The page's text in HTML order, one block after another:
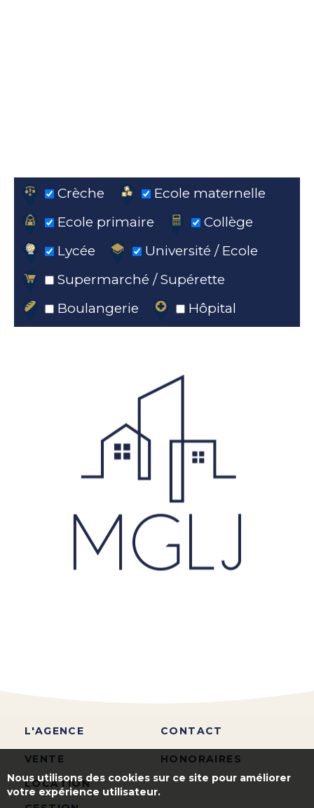
Crèche
Ecole maternelle
Ecole primaire
Collège
Lycée
Université / Ecole
Supermarché / Supérette
Boulangerie
Hôpital
L'AGENCE
VENTE
LOCATION
CONTACT
HONORAIRES
Nous utilisons des cookies sur ce site pour améliorer
votre expérience utilisateur.